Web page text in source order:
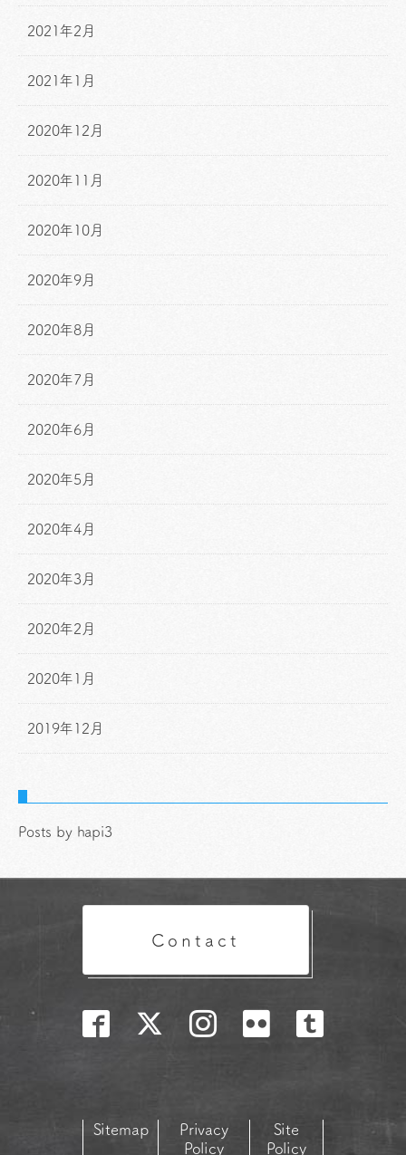
2021年2月
2021年1月
2020年12月
2020年11月
2020年10月
2020年9月
2020年8月
2020年7月
2020年6月
2020年5月
2020年4月
2020年3月
2020年2月
2020年1月
2019年12月
Posts by hapi3
Contact
Sitemap
Privacy
Policy
Site
Policy